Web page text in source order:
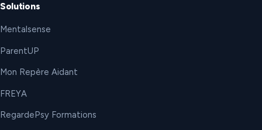
Solutions
Mentalsense
ParentUP
Mon Repère Aidant
FREYA
RegardePsy Formations